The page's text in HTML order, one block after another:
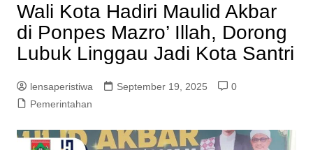
Wali Kota Hadiri Maulid Akbar
di Ponpes Mazro’ Illah, Dorong
Lubuk Linggau Jadi Kota Santri
lensaperistiwa September 19, 2025
0
Pemerintahan